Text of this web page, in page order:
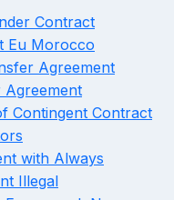
Contract
Eu Morocco
Agreement
Agreement
Contingent Contract
with Always
Illegal